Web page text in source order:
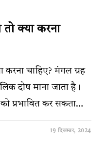
क्या करना
करना चाहिए? मंगल ग्रह
दोष माना जाता है।
प्रभावित कर सकता…
19 दिसम्बर, 2024